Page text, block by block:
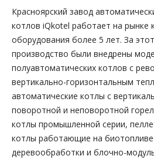
Красноярский завод
котлов iQkotel работает на рынке
оборудования более 5 лет. За
производство были внедрены
полуавтоматических котлов с
вертикально-горизонтальным
автоматические котлы с
поворотной и неповоротной
котлы промышленной серии,
котлы работающие на
деревообработки и блочно-